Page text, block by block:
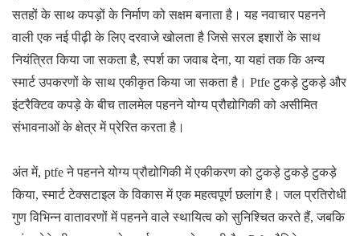
सतहों के साथ कपड़ों के निर्माण को सक्षम बनाता है। यह नवाचार पहनने
वाली एक नई पीढ़ी के लिए दरवाजे खोलता है जिसे सरल इशारों के साथ
नियंत्रित किया जा सकता है, स्पर्श का जवाब देना, या यहां तक कि अन्य
स्मार्ट उपकरणों के साथ एकीकृत किया जा सकता है। Ptfe टुकड़े टुकड़े और
इंटरैक्टिव कपड़े के बीच तालमेल पहनने योग्य प्रौद्योगिकी को असीमित
संभावनाओं के क्षेत्र में प्रेरित करता है।
अंत में, ptfe ने पहनने योग्य प्रौद्योगिकी में एकीकरण को टुकड़े टुकड़े टुकड़े
किया, स्मार्ट टेक्सटाइल के विकास में एक महत्वपूर्ण छलांग है। जल प्रतिरोधी
गुण विभिन्न वातावरणों में पहनने वाले स्थायित्व को सुनिश्चित करते हैं, जबकि